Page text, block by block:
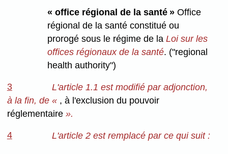
« office régional de la santé »Office
régional de la santé constitué ou
prorogé sous le régime de la Loi sur les
offices régionaux de la santé. ("regional
health authority")
3
L'article 1.1 est modifié par adjonction,
à la fin, de «, à l'exclusion du pouvoir
réglementaire ».
4 L'article 2 est remplacé par ce qui suit :